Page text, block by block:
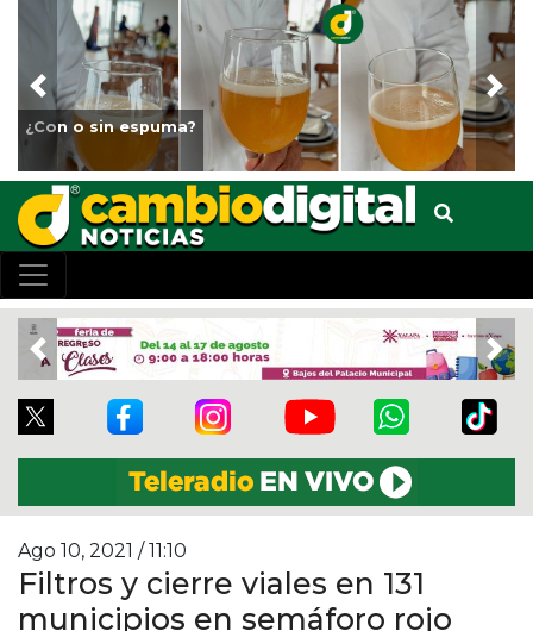
Fortalece Ayuntamiento de Veracruz el cuidado
animales del Parque Miguel Ángel de Quevedo
Previous
Previous
Ago 10, 2021 / 11:10
Filtros y cierre viales en 131
municipios en semáforo rojo